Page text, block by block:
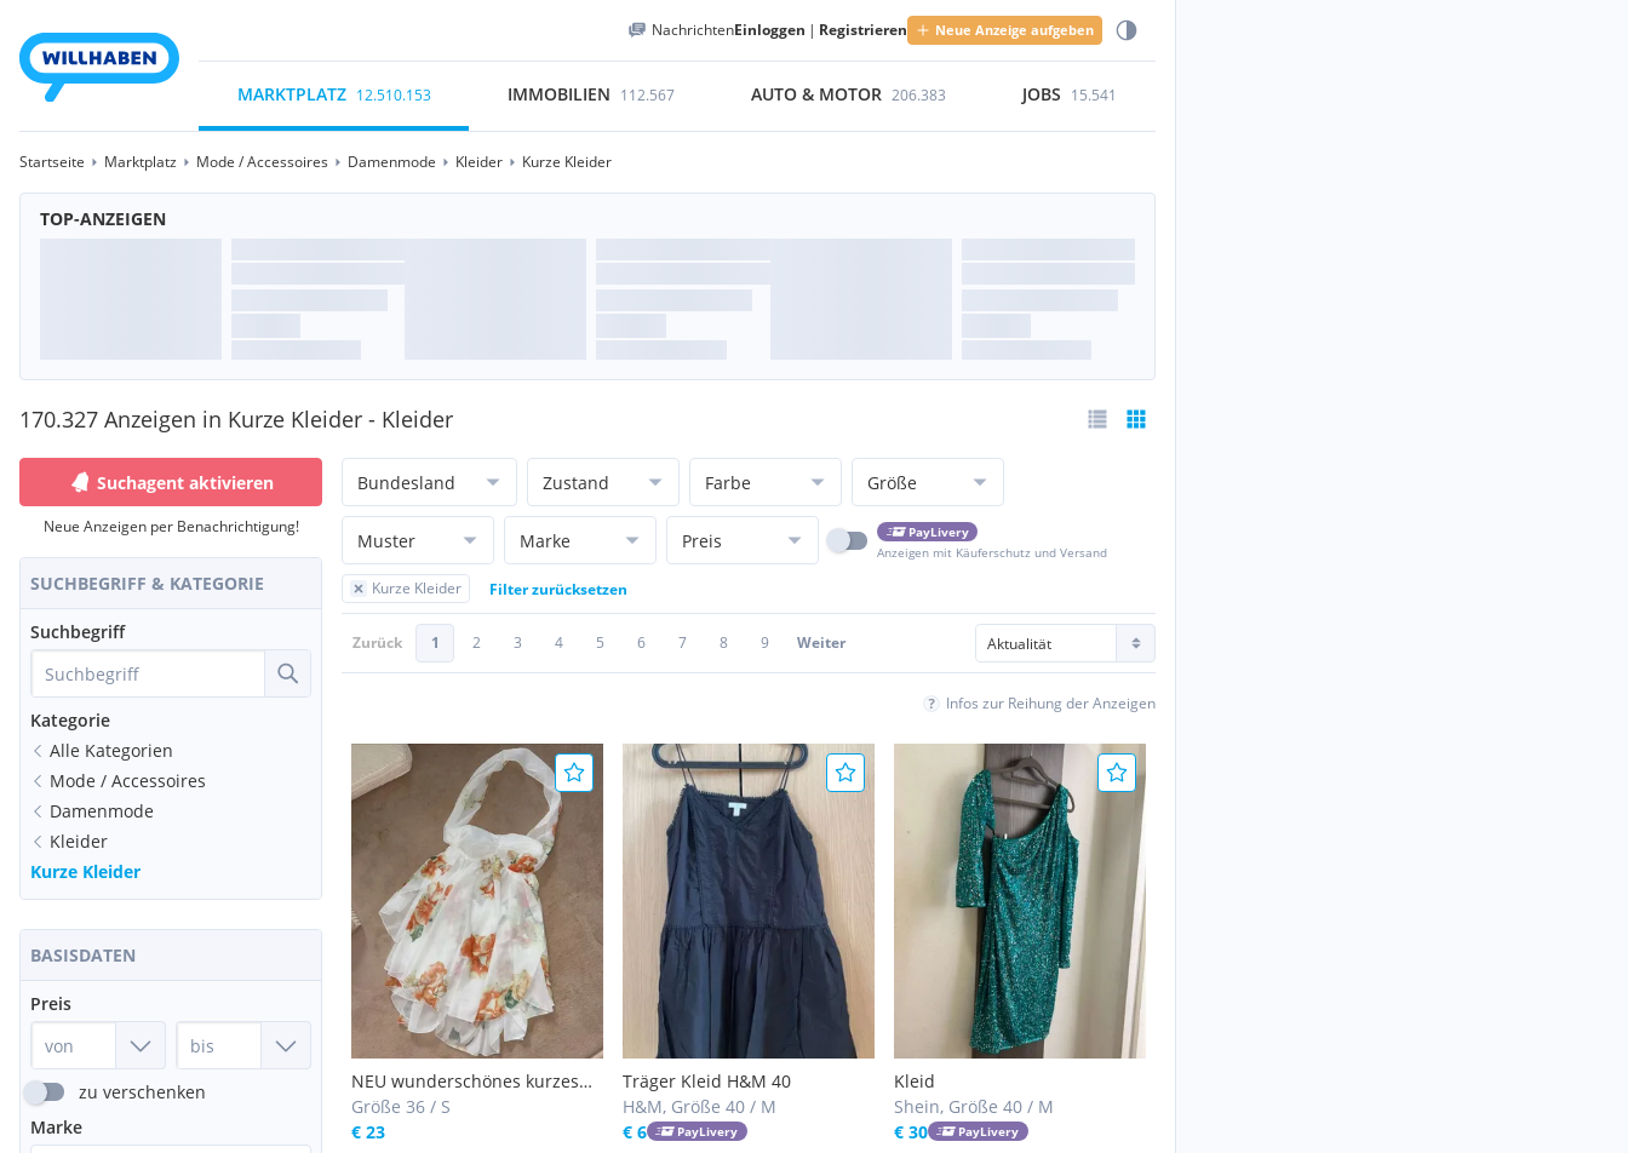
NachrichtenEinloggen | Registrieren Neue Anzeige aufgeben
MARKTPLATZ 12.510.153 IMMOBILIEN 112.567 AUTO & MOTOR 206.383 JOBS 15.541
Startseite Marktplatz Mode / Accessoires Damenmode Kleider Kurze Kleider
TOP-ANZEIGEN
170.327 Anzeigen in Kurze Kleider - Kleider
Suchagent aktivieren
Neue Anzeigen per Benachrichtigung!
SUCHBEGRIFF & KATEGORIE
Suchbegriff
Kategorie
Alle Kategorien
Mode / Accessoires
Damenmode
Kleider
Kurze Kleider
BASISDATEN
Preis
zu verschenken
Marke
Bundesland Zustand Farbe Größe
Muster Marke Preis
PayLivery
Anzeigen mit Käuferschutz und Versand
Kurze Kleider Filter zurücksetzen
Zurück 1 2 3 4 5 6 7 8 9 Weiter
Infos zur Reihung der Anzeigen
NEU wunderschönes kurzes
Kleid floral | Strandkleid |
Sommerkleid | S
Größe 36 / S
€ 23
Träger Kleid H&M 40
H&M, Größe 40 / M
€ 6
PayLivery
Kleid
Shein, Größe 40 / M
€ 30
PayLivery